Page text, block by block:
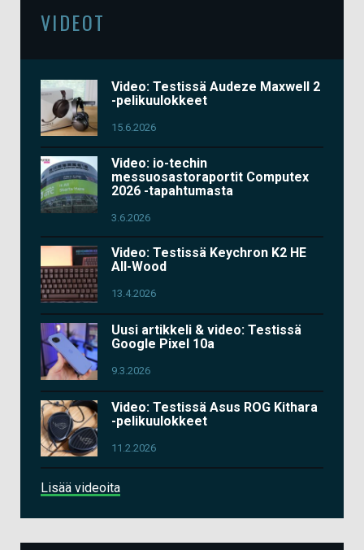
VIDEOT
Video: Testissä Audeze Maxwell 2
-pelikuulokkeet
15.6.2026
Video: io-techin
messuosastoraportit Computex
2026 -tapahtumasta
3.6.2026
Video: Testissä Keychron K2 HE
All-Wood
13.4.2026
Uusi artikkeli & video: Testissä
Google Pixel 10a
9.3.2026
Video: Testissä Asus ROG Kithara
-pelikuulokkeet
11.2.2026
Lisää videoita